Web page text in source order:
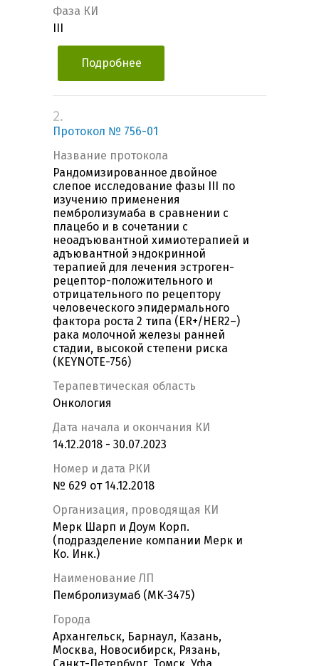
Фаза КИ
Подробнее
2.
Протокол № 756-01
Название протокола
Рандомизированное двойное
слепое исследование фазы III по
изучению применения
пембролизумаба в сравнении с
плацебо и в сочетании с
неоадъювантной химиотерапией и
адъювантной эндокринной
терапией для лечения эстроген-
рецептор-положительного и
отрицательного по рецептору
человеческого эпидермального
фактора роста 2 типа (ER+/HER2–)
рака молочной железы ранней
стадии, высокой степени риска
(KEYNOTE-756)
Терапевтическая область
Онкология
Дата начала и окончания КИ
14.12.2018 - 30.07.2023
Номер и дата РКИ
№ 629 от 14.12.2018
Организация, проводящая КИ
Мерк Шарп и Доум Корп.
(подразделение компании Мерк и
Ко. Инк.)
Наименование ЛП
Пембролизумаб (MK-3475)
Города
Архангельск, Барнаул, Казань,
Москва, Новосибирск, Рязань,